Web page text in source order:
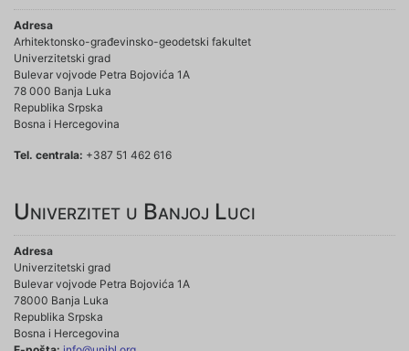
Adresa
Arhitektonsko-građevinsko-geodetski fakultet
Univerzitetski grad
Bulevar vojvode Petra Bojovića 1A
78 000 Banja Luka
Republika Srpska
Bosna i Hercegovina
Tel. centrala: +387 51 462 616
Univerzitet u Banjoj Luci
Adresa
Univerzitetski grad
Bulevar vojvode Petra Bojovića 1A
78000 Banja Luka
Republika Srpska
Bosna i Hercegovina